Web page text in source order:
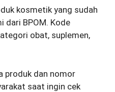
kosmetik yang sudah
dari BPOM. Kode
obat, suplemen,
produk dan nomor
saat ingin cek